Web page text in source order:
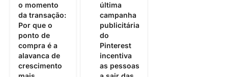
o momento
da transação:
Por que o
ponto de
compra é a
alavanca de
crescimento
última
campanha
publicitária
do
Pinterest
incentiva
as pessoas